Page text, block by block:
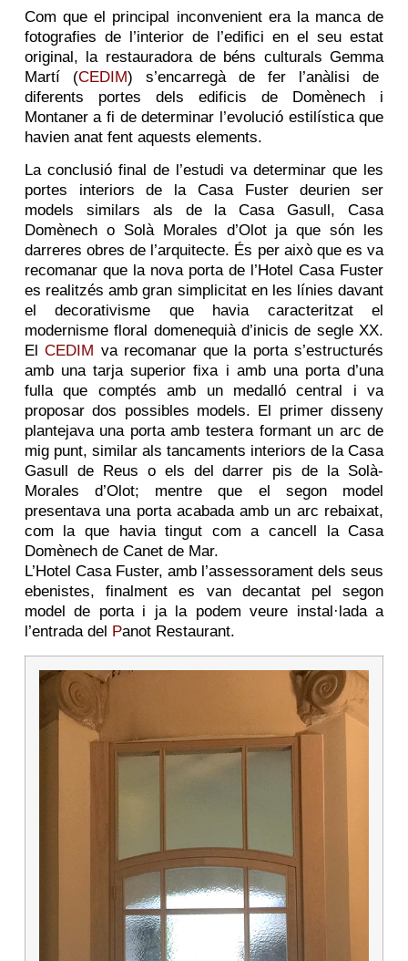
Com que el principal inconvenient era la manca de
fotografies de l’interior de l’edifici en el seu estat
original, la restauradora de béns culturals Gemma
Martí (CEDIM) s’encarregà de fer l’anàlisi de
diferents portes dels edificis de Domènech i
Montaner a fi de determinar l’evolució estilística que
havien anat fent aquests elements.
La conclusió final de l’estudi va determinar que les
portes interiors de la Casa Fuster deurien ser
models similars als de la Casa Gasull, Casa
Domènech o Solà Morales d’Olot ja que són les
darreres obres de l’arquitecte. És per això que es va
recomanar que la nova porta de l’Hotel Casa Fuster
es realitzés amb gran simplicitat en les línies davant
el decorativisme que havia caracteritzat el
modernisme floral domenequià d’inicis de segle XX.
ElCEDIM va recomanar que la porta s’estructurés
amb una tarja superior fixa i amb una porta d’una
fulla que comptés amb un medalló central i va
proposar dos possibles models. El primer disseny
plantejava una porta amb testera formant un arc de
mig punt, similar als tancaments interiors de la Casa
Gasull de Reus o els del darrer pis de la Solà-
Morales d’Olot; mentre que el segon model
presentava una porta acabada amb un arc rebaixat,
com la que havia tingut com a cancell la Casa
Domènech de Canet de Mar.
L’Hotel Casa Fuster, amb l’assessorament dels seus
ebenistes, finalment es van decantat pel segon
model de porta i ja la podem veure instal·lada a
l’entrada del Panot Restaurant.